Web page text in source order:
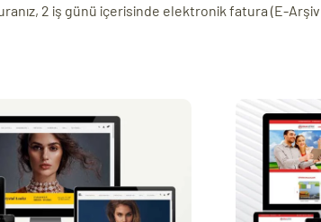
2 iş günü içerisinde elektronik fatura (E-